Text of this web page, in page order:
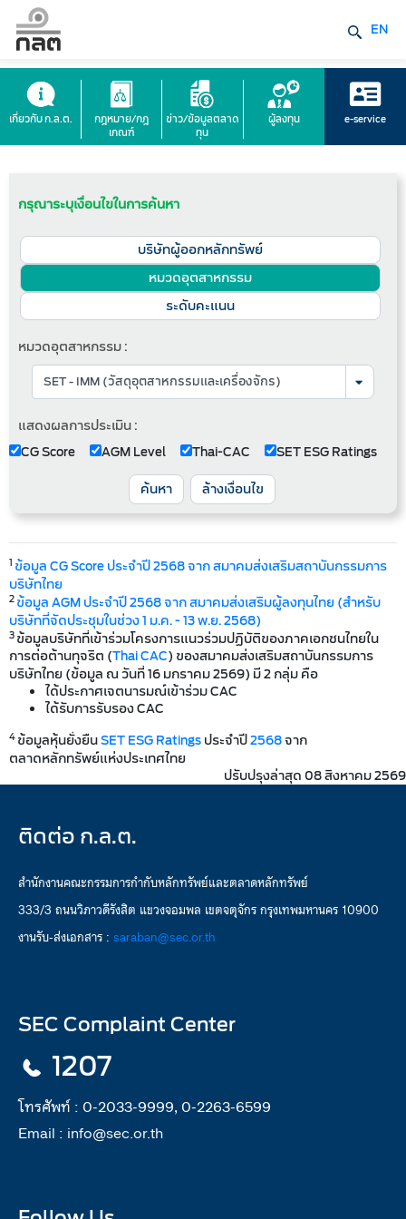
EN
เกี่ยวกับ ก.ล.ต.
กฎหมาย/กฎ
เกณฑ์
ข่าว/ข้อมูลตลาด
ทุน
ผู้ลงทุน e-service
กรุณาระบุเงื่อนไขในการค้นหา
บริษัทผู้ออกหลักทรัพย์
หมวดอุตสาหกรรม
ระดับคะแนน
หมวดอุตสาหกรรม :
แสดงผลการประเมิน :
CG Score
AGM Level Thai-CAC
SET ESG Ratings
ค้นหา
ล้างเงื่อนไข
1 ข้อมูล CG Score ประจำปี 2568 จาก สมาคมส่งเสริมสถาบันกรรมการ
บริษัทไทย
2ข้อมูล AGM ประจำปี 2568 จาก สมาคมส่งเสริมผู้ลงทุนไทย (สำหรับ
บริษัทที่จัดประชุมในช่วง 1 ม.ค. - 13 พ.ย. 2568)
3ข้อมูลบริษัทที่เข้าร่วมโครงการแนวร่วมปฏิบัติของภาคเอกชนไทยใน
การต่อต้านทุจริต (Thai CAC) ของสมาคมส่งเสริมสถาบันกรรมการ
บริษัทไทย (ข้อมูล ณ วันที่ 16 มกราคม 2569) มี 2 กลุ่ม คือ
ได้ประกาศเจตนารมณ์เข้าร่วม CAC
ได้รับการรับรอง CAC
4ข้อมูลหุ้นยั่งยืนSET ESG Ratingsประจำปี2568จาก
ตลาดหลักทรัพย์แห่งประเทศไทย
ปรับปรุงล่าสุด 08 สิงหาคม 2569
ติดต่อ ก.ล.ต.
สำนักงานคณะกรรมการกำกับหลักทรัพย์และตลาดหลักทรัพย์
333/3 ถนนวิภาวดีรังสิต แขวงจอมพล เขตจตุจักร กรุงเทพมหานคร 10900
งานรับ-ส่งเอกสาร : saraban@sec.or.th
SEC Complaint Center
1207
โทรศัพท์ : 0-2033-9999, 0-2263-6599
Email : info@sec.or.th